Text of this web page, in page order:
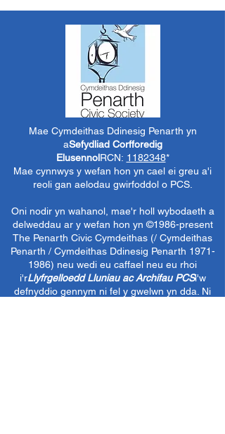
Mae Cymdeithas Ddinesig Penarth yn
aSefydliad Corfforedig
ElusennolRCN: 1182348*
Mae cynnwys y wefan hon yn cael ei greu a'i
reoli gan aelodau gwirfoddol o PCS.
Oni nodir yn wahanol, mae'r holl wybodaeth a
delweddau ar y wefan hon yn ©1986-present
The Penarth Civic Cymdeithas (/ Cymdeithas
Penarth / Cymdeithas Ddinesig Penarth 1971-
1986) neu wedi eu caffael neu eu rhoi
i'rLlyfrgelloedd Lluniau ac Archifau PCSi'w
defnyddio gennym ni fel y gwelwn yn dda. Ni